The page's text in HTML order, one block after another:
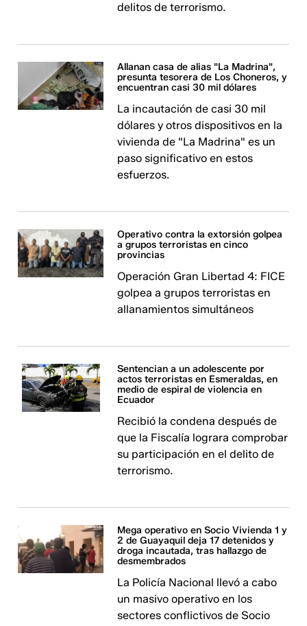
delitos de terrorismo.
Allanan casa de alias "La Madrina",
presunta tesorera de Los Choneros, y
encuentran casi 30 mil dólares
La incautación de casi 30 mil
dólares y otros dispositivos en la
vivienda de "La Madrina" es un
paso significativo en estos
esfuerzos.
Operativo contra la extorsión golpea
a grupos terroristas en cinco
provincias
Operación Gran Libertad 4: FICE
golpea a grupos terroristas en
allanamientos simultáneos
Sentencian a un adolescente por
actos terroristas en Esmeraldas, en
medio de espiral de violencia en
Ecuador
Recibió la condena después de
que la Fiscalía lograra comprobar
su participación en el delito de
terrorismo.
Mega operativo en Socio Vivienda 1 y
2 de Guayaquil deja 17 detenidos y
droga incautada, tras hallazgo de
desmembrados
La Policía Nacional llevó a cabo
un masivo operativo en los
sectores conflictivos de Socio